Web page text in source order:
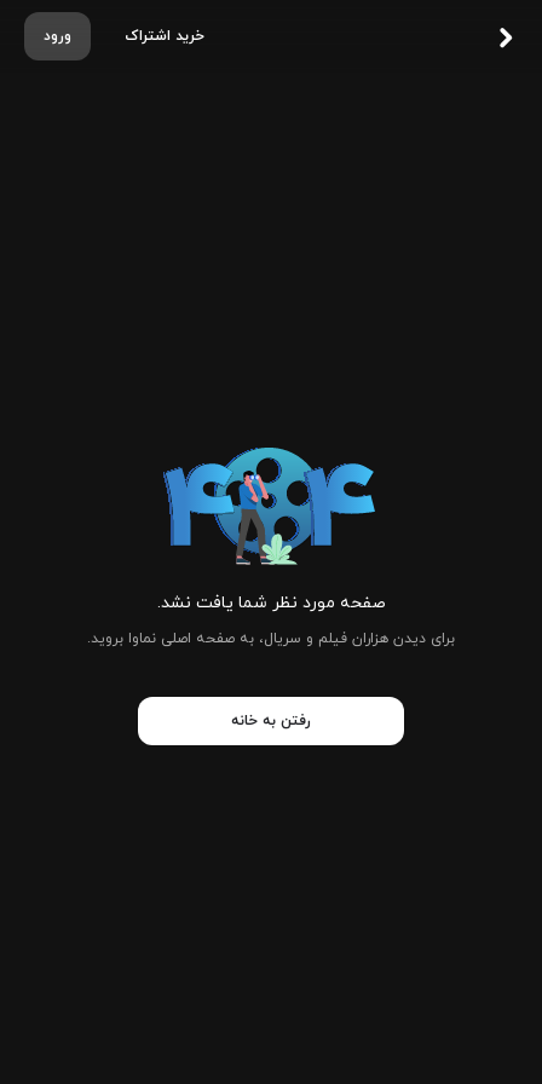
ورود خرید اشتراک
صفحه مورد نظر شما یافت نشد.
برای دیدن هزاران فیلم و سریال، به صفحه اصلی نماوا بروید.
رفتن به خانه